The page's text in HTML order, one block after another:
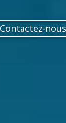
Contactez-nous